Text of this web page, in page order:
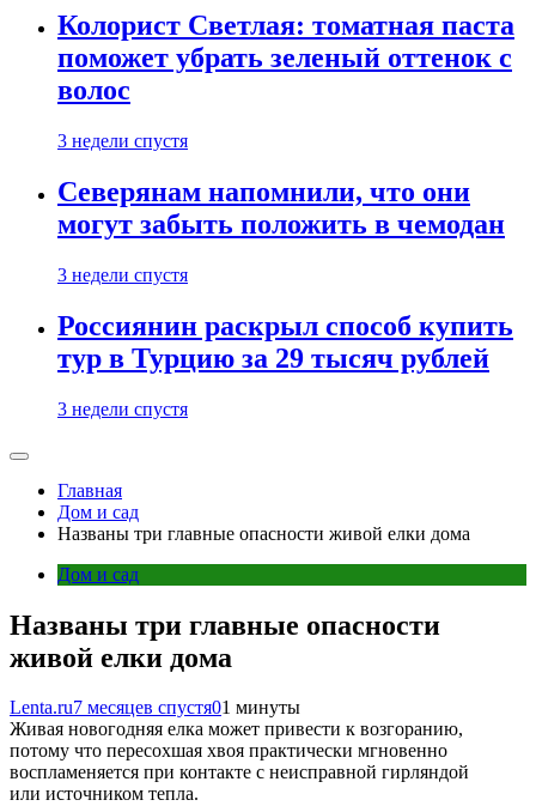
Колорист Светлая: томатная паста
поможет убрать зеленый оттенок с
волос
3 недели спустя
Северянам напомнили, что они
могут забыть положить в чемодан
3 недели спустя
Россиянин раскрыл способ купить
тур в Турцию за 29 тысяч рублей
3 недели спустя
Главная
Дом и сад
Названы три главные опасности живой елки дома
Дом и сад
Названы три главные опасности
живой елки дома
Lenta.ru7 месяцев спустя01 минуты
Живая новогодняя елка может привести к возгоранию,
потому что пересохшая хвоя практически мгновенно
воспламеняется при контакте с неисправной гирляндой
или источником тепла.